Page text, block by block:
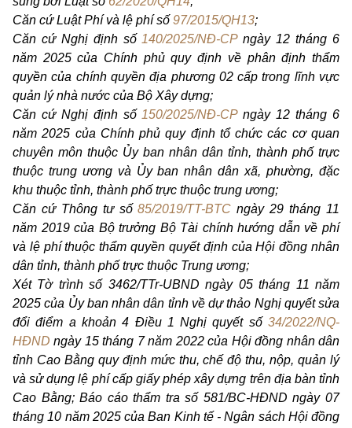
Căn cứ Luật Phí và lệ phí số 97/2015/QH13;
Căn cứ Nghị định số 140/2025/NĐ-CPngày 12 tháng 6
năm 2025 của Chính phủ quy định về phân định thẩm
quyền của chính quyền địa phương 02 cấp trong lĩnh vực
quản lý nhà nước của Bộ Xây dựng;
Căn cứ Nghị định số 150/2025/NĐ-CPngày 12 tháng 6
năm 2025 của Chính phủ quy định tổ chức các cơ quan
chuyên môn thuộc Ủy ban nhân dân tỉnh, thành phố trực
thuộc trung ương và Ủy ban nhân dân xã, phường, đặc
khu thuộc tỉnh, thành phố trực thuộc trung ương;
Căn cứ Thông tư số85/2019/TT-BTC ngày 29 tháng 11
năm 2019 của Bộ trưởng Bộ Tài chính hướng dẫn về phí
và lệ phí thuộc thẩm quyền quyết định của Hội đồng nhân
dân tỉnh, thành phố trực thuộc Trung ương;
Xét Tờ trình số 3462/TTr-UBND ngày 05 tháng 11 năm
2025 của Ủy ban nhân dân tỉnh về dự thảo Nghị quyết sửa
đổi điểm a khoản 4 Điều 1 Nghị quyết số 34/2022/NQ-
HĐND ngày 15 tháng 7 năm 2022 của Hội đồng nhân dân
tỉnh Cao Bằng quy định mức thu, chế độ thu, nộp, quản lý
và sử dụng lệ phí cấp giấy phép xây dựng trên địa bàn tỉnh
Cao Bằng; Báo cáo thẩm tra số 581/BC-HĐND ngày 07
tháng 10 năm 2025 của Ban Kinh tế - Ngân sách Hội đồng